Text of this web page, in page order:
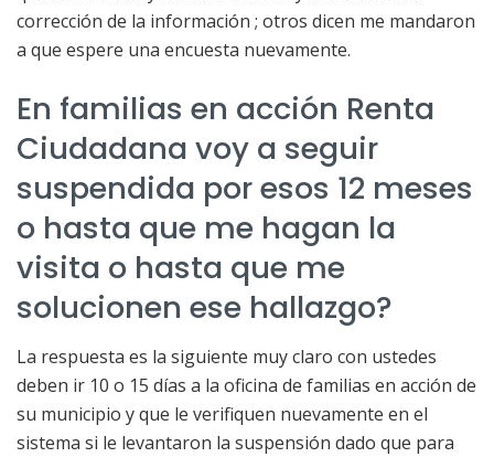
corrección de la información ; otros dicen me mandaron
a que espere una encuesta nuevamente.
En familias en acción Renta
Ciudadana voy a seguir
suspendida por esos 12 meses
o hasta que me hagan la
visita o hasta que me
solucionen ese hallazgo?
La respuesta es la siguiente muy claro con ustedes
deben ir 10 o 15 días a la oficina de familias en acción de
su municipio y que le verifiquen nuevamente en el
sistema si le levantaron la suspensión dado que para